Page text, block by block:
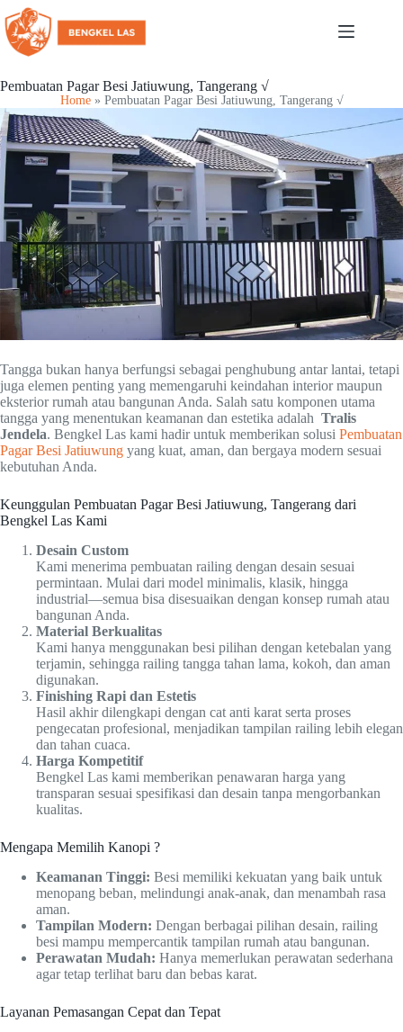
Pembuatan Pagar Besi Jatiuwung, Tangerang √
Home» Pembuatan Pagar Besi Jatiuwung, Tangerang √
Tangga bukan hanya berfungsi sebagai penghubung antar lantai, tetapi
juga elemen penting yang memengaruhi keindahan interior maupun
eksterior rumah atau bangunan Anda. Salah satu komponen utama
tangga yang menentukan keamanan dan estetika adalah Tralis
Jendela. Bengkel Las kami hadir untuk memberikan solusi Pembuatan
Pagar Besi Jatiuwung yang kuat, aman, dan bergaya modern sesuai
kebutuhan Anda.
Keunggulan Pembuatan Pagar Besi Jatiuwung, Tangerang dari
Bengkel Las Kami
Desain Custom
Kami menerima pembuatan railing dengan desain sesuai
permintaan. Mulai dari model minimalis, klasik, hingga
industrial—semua bisa disesuaikan dengan konsep rumah atau
bangunan Anda.
Material Berkualitas
Kami hanya menggunakan besi pilihan dengan ketebalan yang
terjamin, sehingga railing tangga tahan lama, kokoh, dan aman
digunakan.
Finishing Rapi dan Estetis
Hasil akhir dilengkapi dengan cat anti karat serta proses
pengecatan profesional, menjadikan tampilan railing lebih elegan
dan tahan cuaca.
Harga Kompetitif
Bengkel Las kami memberikan penawaran harga yang
transparan sesuai spesifikasi dan desain tanpa mengorbankan
kualitas.
Mengapa Memilih Kanopi ?
Keamanan Tinggi: Besi memiliki kekuatan yang baik untuk
menopang beban, melindungi anak-anak, dan menambah rasa
aman.
Tampilan Modern: Dengan berbagai pilihan desain, railing
besi mampu mempercantik tampilan rumah atau bangunan.
Perawatan Mudah: Hanya memerlukan perawatan sederhana
agar tetap terlihat baru dan bebas karat.
Layanan Pemasangan Cepat dan Tepat